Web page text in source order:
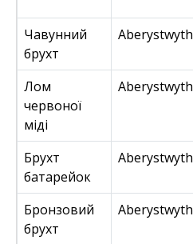
Чавунний
брухт
Aberystwyth
Лом
червоної
міді
Aberystwyth
Брухт
батарейок
Aberystwyth
Бронзовий
брухт
Aberystwyth